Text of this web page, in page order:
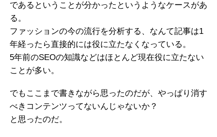
であるということが分かったというようなケースがあ
る。
ファッションの今の流行を分析する、なんて記事は1
年経ったら直接的には役に立たなくなっている。
5年前のSEOの知識などはほとんど現在役に立たない
ことが多い。
でもここまで書きながら思ったのだが、やっぱり消す
べきコンテンツってないんじゃないか？
と思ったのだ。